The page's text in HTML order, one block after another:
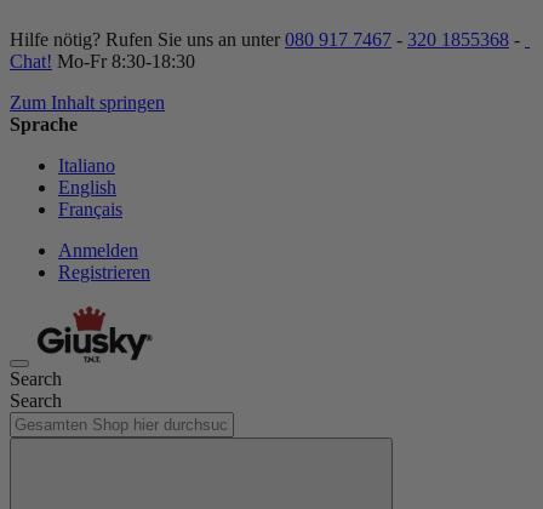
Hilfe nötig? Rufen Sie uns an unter 080 917 7467 - 320 1855368 -
Chat! Mo-Fr 8:30-18:30
Zum Inhalt springen
Sprache
Italiano
English
Français
Anmelden
Registrieren
Search
Search